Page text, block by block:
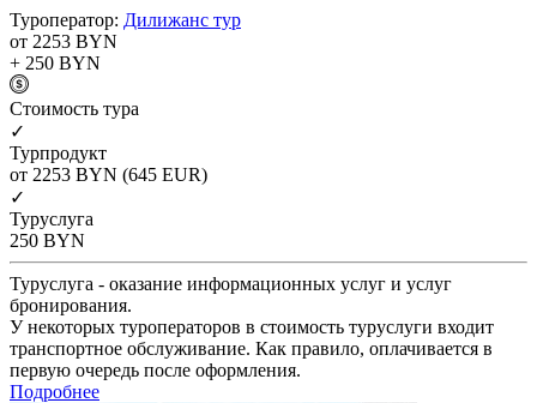
Туроператор: Дилижанс тур
от 2253 BYN
+ 250 BYN
Cтоимость тура
✓
Турпродукт
от 2253 BYN (645 EUR)
✓
Туруслуга
250 BYN
Туруслуга - оказание информационных услуг и услуг
бронирования.
У некоторых туроператоров в стоимость туруслуги входит
транспортное обслуживание. Как правило, оплачивается в
первую очередь после оформления.
Подробнее